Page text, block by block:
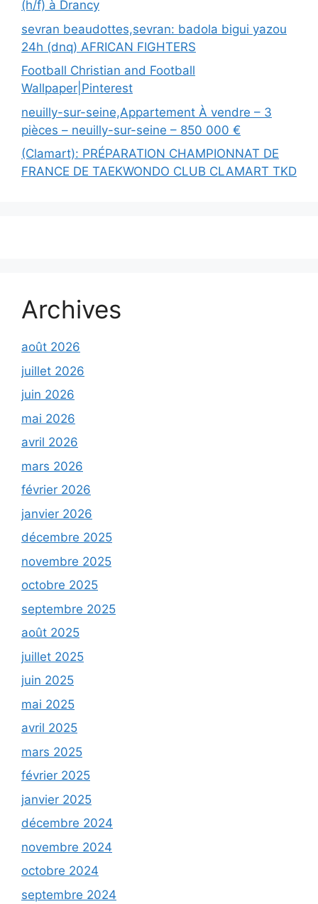
(h/f) à Drancy
sevran beaudottes,sevran: badola bigui yazou
24h (dnq) AFRICAN FIGHTERS
Football Christian and Football
Wallpaper|Pinterest
neuilly-sur-seine,Appartement À vendre – 3
pièces – neuilly-sur-seine – 850 000 €
(Clamart): PRÉPARATION CHAMPIONNAT DE
FRANCE DE TAEKWONDO CLUB CLAMART TKD
Archives
août 2026
juillet 2026
juin 2026
mai 2026
avril 2026
mars 2026
février 2026
janvier 2026
décembre 2025
novembre 2025
octobre 2025
septembre 2025
août 2025
juillet 2025
juin 2025
mai 2025
avril 2025
mars 2025
février 2025
janvier 2025
décembre 2024
novembre 2024
octobre 2024
septembre 2024